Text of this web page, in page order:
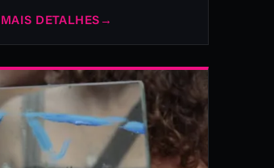
MAIS DETALHES →